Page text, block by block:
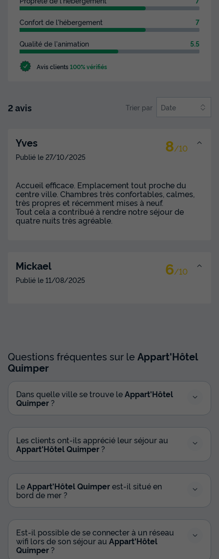
Confort de l'hébergement 7
Qualité de l'animation 5.5
Avis clients100% vérifiés
2 avis Trier par Date
Yves 8/10
Publié le 27/10/2025
Accueil efficace. Emplacement tout proche du
centre ville. Chambres très confortables, calmes,
très propres et récemment mises à neuf.
Tout cela a contribué à rendre notre séjour de
quatre nuits très agréable.
Mickael 6/10
Publié le 11/08/2025
Questions fréquentes sur leAppart'Hôtel
Quimper
Dans quelle ville se trouve leAppart'Hôtel
Quimper ?
Les clients ont-ils apprécié leur séjour au
Appart'Hôtel Quimper ?
LeAppart'Hôtel Quimperest-il situé en
bord de mer ?
Est-il possible de se connecter à un réseau
wifi lors de son séjour au Appart'Hôtel
Quimper ?